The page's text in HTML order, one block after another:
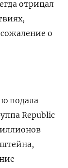
отрицал
о
подала
Republic